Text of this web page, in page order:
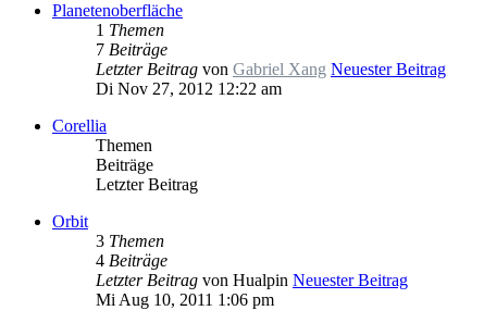
Planetenoberfläche
1 Themen
7 Beiträge
Letzter Beitrag von Gabriel Xang Neuester Beitrag
Di Nov 27, 2012 12:22 am
Corellia
Themen
Beiträge
Letzter Beitrag
Orbit
3 Themen
4 Beiträge
Letzter Beitrag von Hualpi­n Neuester Beitrag
Mi Aug 10, 2011 1:06 pm